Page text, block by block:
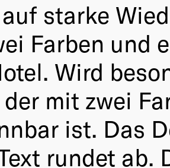
starke
Farben und
Wird
mit zwei
ist. Das
rundet ab.